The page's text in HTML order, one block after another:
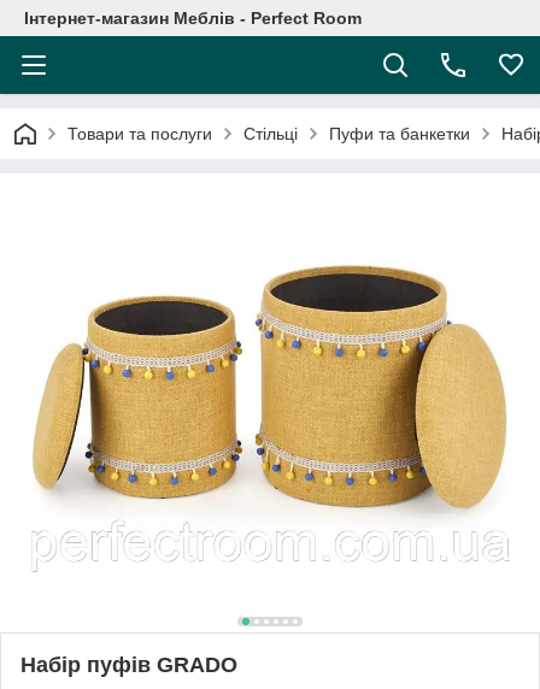
Інтернет-магазин Меблів - Perfect Room
Товари та послуги Стільці Пуфи та банкетки
Набір пуфів GRADO